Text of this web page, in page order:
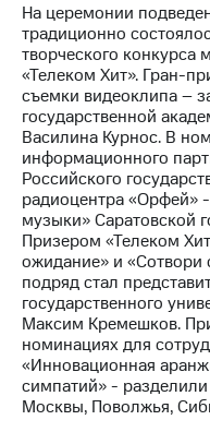
На церемонии
традиционно
творческого
«Телеком Хит». Гран-
съемки видеоклипа –
государственной
Василина Курнос. В
информационного
Российского
радиоцентра «Орфей»
музыки» Саратовской
Призером «Телеком
ожидание» и «Сотвори
подряд стал
государственного
Максим Кремешков.
номинациях для
«Инновационная
симпатий» -
Москвы, Поволжья,